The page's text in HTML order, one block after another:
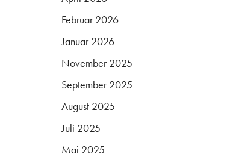
Februar 2026
Januar 2026
November 2025
September 2025
August 2025
Juli 2025
Mai 2025